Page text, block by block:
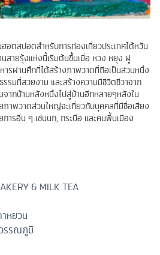
อตสปอตสำหรับการท่องเที่ยวประเทศไต้หวัน
สายรุ้งแห่งนี้เริ่มต้นขึ้นเมื่อ หวง หยุง ฝู
รผ่านศึกที่ได้สร้างภาพวาดที่ถือเป็นส่วนหนึ่ง
มที่สวยงาม และสร้างความมีชีวิตชีวาจาก
ากบ้านหลังหนึ่งไปสู่บ้านอีกหลายๆหลังใน
ภาพวาดส่วนใหญ่จะเกี่ยวกับบุคคลที่มีชื่อเสียง
ารอื่น ๆ เช่นนก, กระบือ และคนพื้นเมือง
& MILK TEA
หยวน
รรณภูมิ